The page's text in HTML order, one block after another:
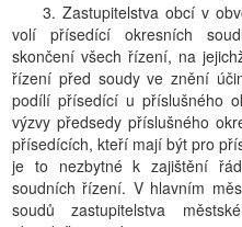
3. Zastupitelstva obcí v
volí přísedící okresních
skončení všech řízení, na
řízení před soudy ve znění
podílí přísedící u příslušného
výzvy předsedy příslušného
přísedících, kteří mají být pro
je to nezbytné k zajištění
soudních řízení. V hlavním
soudů zastupitelstva